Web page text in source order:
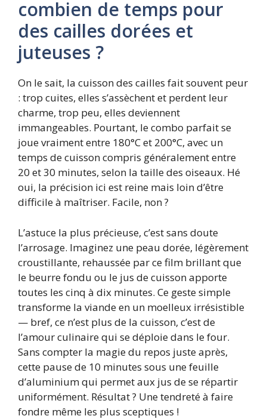
combien de temps pour
des cailles dorées et
juteuses ?
On le sait, la cuisson des cailles fait souvent peur
: trop cuites, elles s’assèchent et perdent leur
charme, trop peu, elles deviennent
immangeables. Pourtant, le combo parfait se
joue vraiment entre 180°C et 200°C, avec un
temps de cuisson compris généralement entre
20 et 30 minutes, selon la taille des oiseaux. Hé
oui, la précision ici est reine mais loin d’être
difficile à maîtriser. Facile, non ?
L’astuce la plus précieuse, c’est sans doute
l’arrosage. Imaginez une peau dorée, légèrement
croustillante, rehaussée par ce film brillant que
le beurre fondu ou le jus de cuisson apporte
toutes les cinq à dix minutes. Ce geste simple
transforme la viande en un moelleux irrésistible
— bref, ce n’est plus de la cuisson, c’est de
l’amour culinaire qui se déploie dans le four.
Sans compter la magie du repos juste après,
cette pause de 10 minutes sous une feuille
d’aluminium qui permet aux jus de se répartir
uniformément. Résultat ? Une tendreté à faire
fondre même les plus sceptiques !